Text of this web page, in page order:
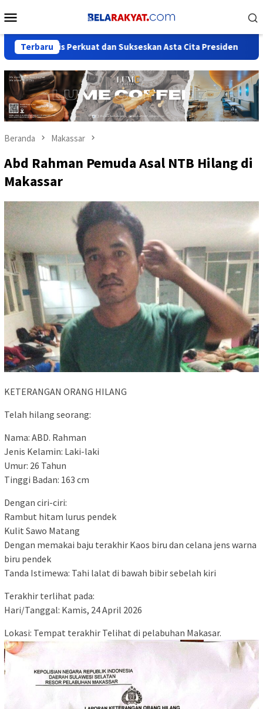
ke
Mobile
Terbaru
Perkuat dan Sukseskan Asta Cita Presiden
Beranda Makassar
Abd Rahman Pemuda Asal NTB Hilang di
Makassar
KETERANGAN ORANG HILANG
Telah hilang seorang:
Nama: ABD. Rahman
Jenis Kelamin: Laki-laki
Umur: 26 Tahun
Tinggi Badan: 163 cm
Dengan ciri-ciri:
Rambut hitam lurus pendek
Kulit Sawo Matang
Dengan memakai baju terakhir Kaos biru dan celana jens warna
biru pendek
Tanda Istimewa: Tahi lalat di bawah bibir sebelah kiri
Terakhir terlihat pada:
Hari/Tanggal: Kamis, 24 April 2026
Lokasi: Tempat terakhir Telihat di pelabuhan Makasar.